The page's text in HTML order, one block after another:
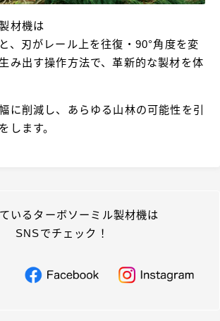
材機は
、刃がレール上を往復・90°角度を変
み出す操作方法で、革新的な製材を体
に削減し、あらゆる山林の可能性を引
します。
いるターボソーミル製材機は
SNSでチェック！